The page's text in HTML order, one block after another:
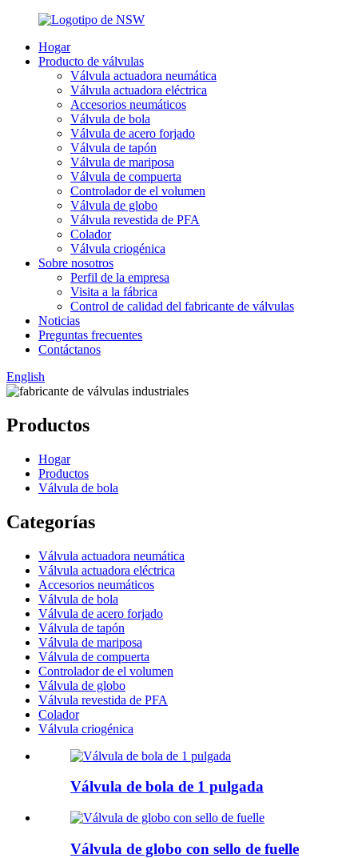
Hogar
Producto de válvulas
Válvula actuadora neumática
Válvula actuadora eléctrica
Accesorios neumáticos
Válvula de bola
Válvula de acero forjado
Válvula de tapón
Válvula de mariposa
Válvula de compuerta
Controlador de el volumen
Válvula de globo
Válvula revestida de PFA
Colador
Válvula criogénica
Sobre nosotros
Perfil de la empresa
Visita a la fábrica
Control de calidad del fabricante de válvulas
Noticias
Preguntas frecuentes
Contáctanos
English
Productos
Hogar
Productos
Válvula de bola
Categorías
Válvula actuadora neumática
Válvula actuadora eléctrica
Accesorios neumáticos
Válvula de bola
Válvula de acero forjado
Válvula de tapón
Válvula de mariposa
Válvula de compuerta
Controlador de el volumen
Válvula de globo
Válvula revestida de PFA
Colador
Válvula criogénica
Válvula de bola de 1 pulgada
Válvula de globo con sello de fuelle